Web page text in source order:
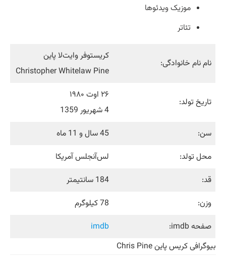
موزیک ویدئوها
تئاتر
نام نام خانوادگی:
کریستوفر وایت‌لا پاین
Christopher Whitelaw Pine
تاریخ تولد:
۲۶ اوت ۱۹۸۰
4 شهریور 1359
سن:
45 سال و 11 ماه
محل تولد:
لس‌آنجلس آمریکا
قد:
184 سانتیمتر
وزن:
78 کیلوگرم
صفحه imdb:
imdb
بیوگرافی کریس پاین Chris Pine